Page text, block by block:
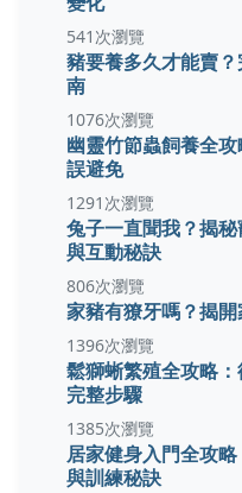
541次瀏覽
豬要養多久才能賣
南
1076次瀏覽
幽靈竹節蟲飼養全
誤避免
1291次瀏覽
兔子一直聞我？揭
與互動秘訣
806次瀏覽
家豬有獠牙嗎？揭
1396次瀏覽
鬆獅蜥繁殖全攻略
完整步驟
1385次瀏覽
居家健身入門全攻
與訓練秘訣